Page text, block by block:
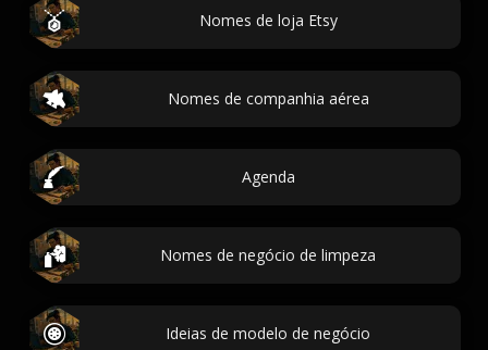
Nomes de loja Etsy
Nomes de companhia aérea
Agenda
Nomes de negócio de limpeza
Ideias de modelo de negócio